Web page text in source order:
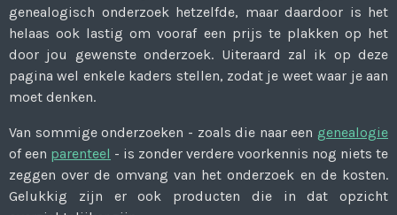
genealogisch onderzoek hetzelfde, maar daardoor is het
helaas ook lastig om vooraf een prijs te plakken op het
door jou gewenste onderzoek. Uiteraard zal ik op deze
pagina wel enkele kaders stellen, zodat je weet waar je aan
moet denken.
Van sommige onderzoeken - zoals die naar een genealogie
of een parenteel - is zonder verdere voorkennis nog niets te
zeggen over de omvang van het onderzoek en de kosten.
Gelukkig zijn er ook producten die in dat opzicht